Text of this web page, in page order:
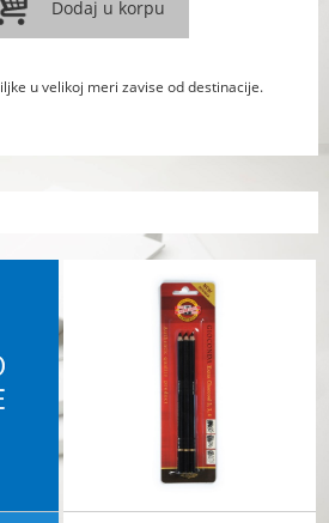
u velikoj meri zavise od destinacije.